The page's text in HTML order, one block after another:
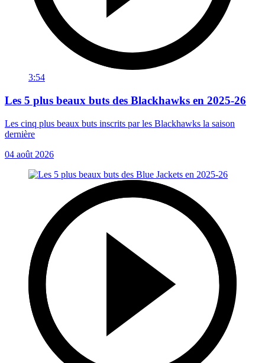
3:54
Les 5 plus beaux buts des Blackhawks en 2025-26
Les cinq plus beaux buts inscrits par les Blackhawks la saison
dernière
04 août 2026